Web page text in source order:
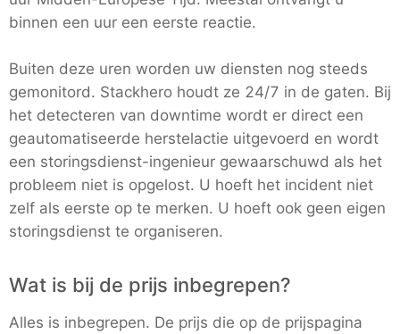
binnen een uur een eerste reactie.
Buiten deze uren worden uw diensten nog steeds
gemonitord. Stackhero houdt ze 24/7 in de gaten. Bij
het detecteren van downtime wordt er direct een
geautomatiseerde herstelactie uitgevoerd en wordt
een storingsdienst-ingenieur gewaarschuwd als het
probleem niet is opgelost. U hoeft het incident niet
zelf als eerste op te merken. U hoeft ook geen eigen
storingsdienst te organiseren.
Wat is bij de prijs inbegrepen?
Alles is inbegrepen. De prijs die op de prijspagina